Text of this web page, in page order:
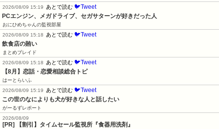
2026/08/09 15:19
あとで読む 🐦Tweet
PCエンジン、メガドライブ、セガサターンが好きだった人
おにひめちゃんの監視部屋
2026/08/09 15:18
あとで読む 🐦Tweet
飲食店の賄い
まとめブレイド
2026/08/09 15:18
あとで読む 🐦Tweet
【8月】恋話・恋愛相談総合トピ
はーとらいふ
2026/08/09 15:19
あとで読む 🐦Tweet
この世のなによりも犬が好きな人と話したい
がーるずレポート
2026/08/09
[PR] 【割引】タイムセール監視所『食器用洗剤』